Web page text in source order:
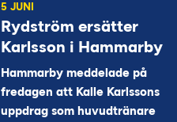
5 JUNI
Rydström ersätter
Karlsson i Hammarby
Hammarby meddelade på
fredagen att Kalle Karlssons
uppdrag som huvudtränare